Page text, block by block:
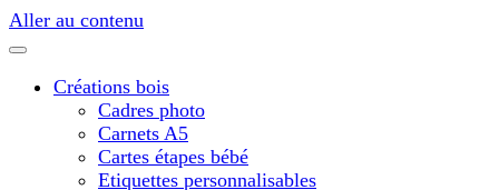
Aller au contenu
Créations bois
Cadres photo
Carnets A5
Cartes étapes bébé
Etiquettes personnalisables